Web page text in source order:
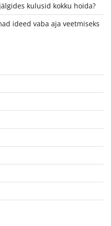
kulusid kokku hoida?
ideed vaba aja veetmiseks